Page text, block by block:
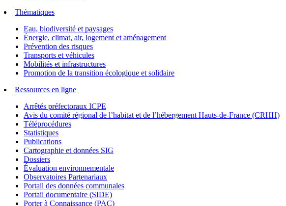
Thématiques
Eau, biodiversité et paysages
Énergie, climat, air, logement et aménagement
Prévention des risques
Transports et véhicules
Mobilités et infrastructures
Promotion de la transition écologique et solidaire
Ressources en ligne
Arrêtés préfectoraux ICPE
Avis du comité régional de l’habitat et de l’hébergement Hauts-de-France (CRHH)
Téléprocédures
Statistiques
Publications
Cartographie et données SIG
Dossiers
Évaluation environnementale
Observatoires Partenariaux
Portail des données communales
Portail documentaire (SIDE)
Porter à Connaissance (PAC)